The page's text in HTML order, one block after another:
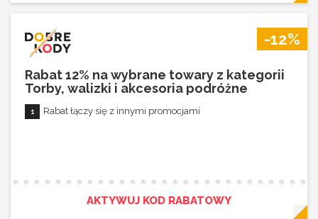
-12%
Rabat 12% na wybrane towary z kategorii
Torby, walizki i akcesoria podróżne
Rabat łączy się z innymi promocjami
AKTYWUJ KOD RABATOWY